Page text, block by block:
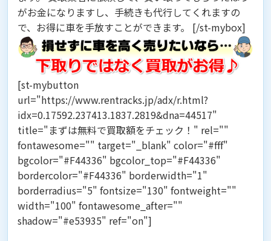
がお金になりますし、手続きも代行してくれますの
で、お得に車を手放すことができます。 [/st-mybox]
[st-mybutton
url="https://www.rentracks.jp/adx/r.html?
idx=0.17592.237413.1837.2819&dna=44517"
title="まずは無料で買取額をチェック！" rel=""
fontawesome="" target="_blank" color="#fff"
bgcolor="#F44336" bgcolor_top="#F44336"
bordercolor="#F44336" borderwidth="1"
borderradius="5" fontsize="130" fontweight=""
width="100" fontawesome_after=""
shadow="#e53935" ref="on"]